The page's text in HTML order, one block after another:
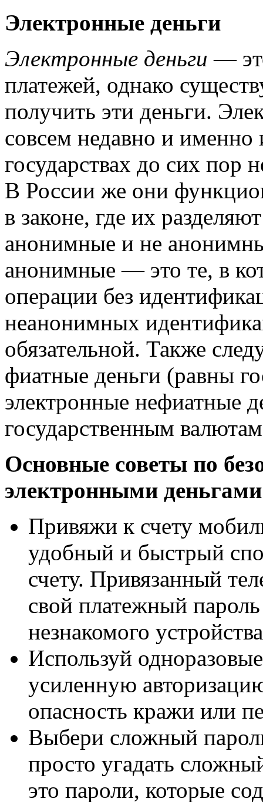
Электронные деньги
Электронные деньги —
платежей, однако
получить эти деньги.
совсем недавно и именно
государствах до сих пор
В России же они
в законе, где их
анонимные и не
анонимные — это те, в
операции без
неанонимных
обязательной. Также
фиатные деньги (равны
электронные нефиатные
государственным
Основные советы по
электронными деньгами
Привяжи к счету
удобный и быстрый
счету. Привязанный
свой платежный
незнакомого
Используй
усиленную
опасность кражи или
Выбери сложный
просто угадать
это пароли, которые